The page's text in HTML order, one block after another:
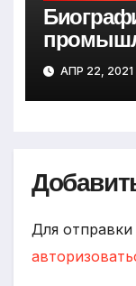
мегаполис
АПР 22, 2021
Для